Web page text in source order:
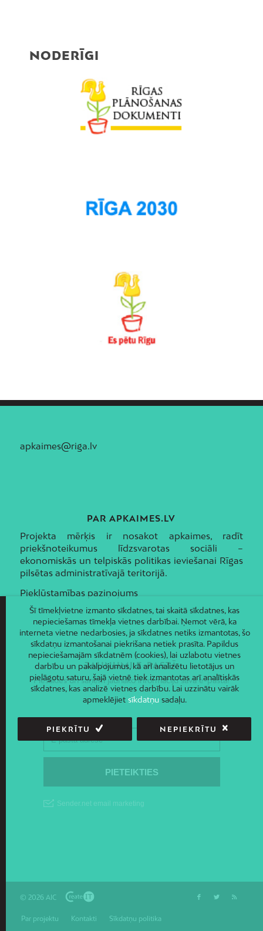
NODERĪGI
apkaimes@riga.lv
PAR APKAIMES.LV
Projekta mērķis ir nosakot apkaimes, radīt
priekšnoteikumus līdzsvarotas sociāli –
ekonomiskās un telpiskās politikas ieviešanai Rīgas
pilsētas administratīvajā teritorijā.
Piekļūstamības paziņojums
JAUNUMI E-PASTĀ
Piesakies un saņem jaunāko informāciju savā e-pastā!
© 2026 AIC
Par projektu Kontakti Sīkdatņu politika
Šī tīmekļvietne izmanto sīkdatnes, tai skaitā sīkdatnes, kas
nepieciešamas tīmekļa vietnes darbībai. Ņemot vērā, ka
interneta vietne nedarbosies, ja sīkdatnes netiks izmantotas, šo
sīkdatņu izmantošanai piekrišana netiek prasīta. Papildus
nepieciešamajām sīkdatnēm (cookies), lai uzlabotu vietnes
darbību un pakalpojumus, kā arī analizētu lietotājus un
pielāgotu saturu, šajā vietnē tiek izmantotas arī analītiskās
sīkdatnes, kas analizē vietnes darbību. Lai uzzinātu vairāk
apmeklējiet sīkdatņusadaļu.
PIEKRĪTU NEPIEKRĪTU